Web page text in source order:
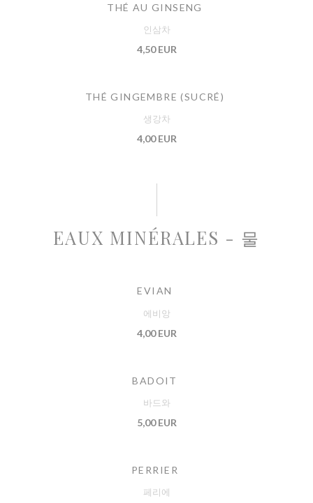
THÉ AU GINSENG
인삼차
4,50 EUR
THÉ GINGEMBRE (SUCRÉ)
생강차
4,00 EUR
EAUX MINÉRALES - 물
EVIAN
에비앙
4,00 EUR
BADOIT
바드와
5,00 EUR
PERRIER
페리에